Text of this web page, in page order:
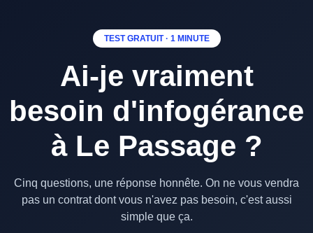
TEST GRATUIT · 1 MINUTE
Ai-je vraiment
besoin d'infogérance
à Le Passage ?
Cinq questions, une réponse honnête. On ne vous vendra
pas un contrat dont vous n'avez pas besoin, c'est aussi
simple que ça.